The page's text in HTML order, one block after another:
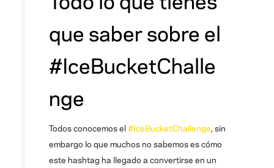
que saber sobre el
#IceBucketChalle
nge
Todos conocemos el#IceBucketChallenge , sin
embargo lo que muchos no sabemos es cómo
este hashtag ha llegado a convertirse en un